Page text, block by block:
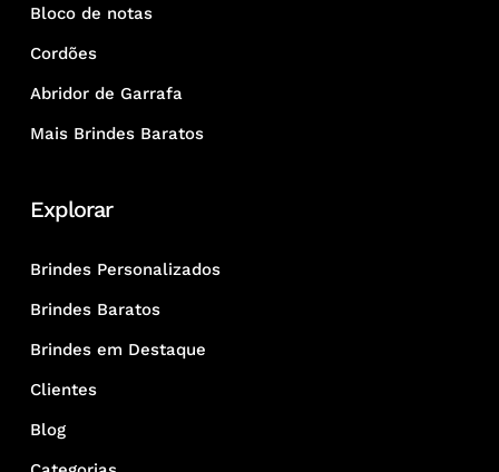
Bloco de notas
Cordões
Abridor de Garrafa
Mais Brindes Baratos
Explorar
Brindes Personalizados
Brindes Baratos
Brindes em Destaque
Clientes
Blog